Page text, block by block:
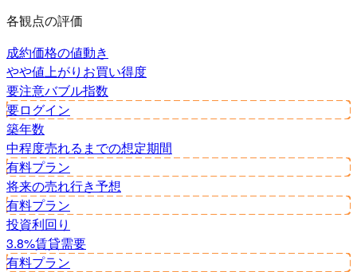
各観点の評価
成約価格の値動き
やや値上がり お買い得度
要注意バブル指数
要ログイン
築年数
中程度売れるまでの想定期間
有料プラン
将来の売れ行き予想
有料プラン
投資利回り
3.8%賃貸需要
有料プラン